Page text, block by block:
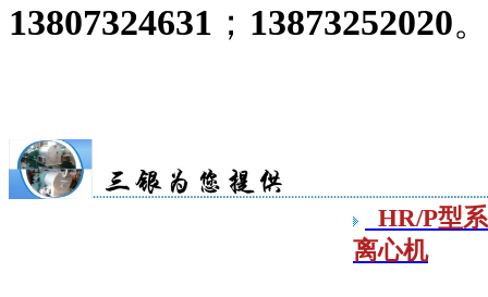
13807324631 ； 13873252020
HR/P型
离心机